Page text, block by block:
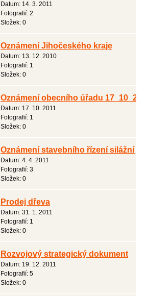
Datum: 14. 3. 2011
Fotografií: 2
Složek: 0
Oznámení Jihočeského kraje
Datum: 13. 12. 2010
Fotografií: 1
Složek: 0
Oznámení obecního úřadu
Datum: 17. 10. 2011
Fotografií: 1
Složek: 0
Oznámení stavebního řízení silážní
Datum: 4. 4. 2011
Fotografií: 3
Složek: 0
Prodej dřeva
Datum: 31. 1. 2011
Fotografií: 1
Složek: 0
Rozvojový strategický dokument
Datum: 19. 12. 2011
Fotografií: 5
Složek: 0